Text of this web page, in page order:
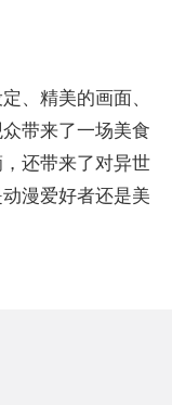
、精美的画面、
带来了一场美食
还带来了对异世
漫爱好者还是美